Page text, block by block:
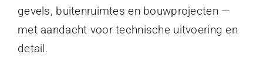
gevels, buitenruimtes en bouwprojecten —
met aandacht voor technische uitvoering en
detail.